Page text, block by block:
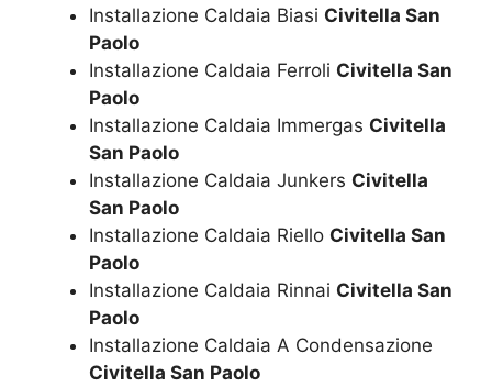
Installazione Caldaia Biasi Civitella San
Paolo
Installazione Caldaia Ferroli Civitella San
Paolo
Installazione Caldaia Immergas Civitella
San Paolo
Installazione Caldaia Junkers Civitella
San Paolo
Installazione Caldaia Riello Civitella San
Paolo
Installazione Caldaia Rinnai Civitella San
Paolo
Installazione Caldaia A Condensazione
Civitella San Paolo